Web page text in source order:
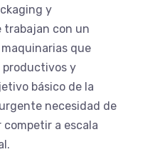
y
trabajan con un
que
productivos y
básico de la
necesidad de
a escala